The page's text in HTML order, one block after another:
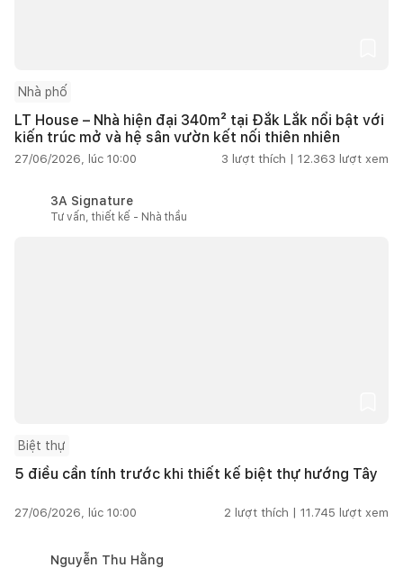
Nhà phố
LT House – Nhà hiện đại 340m² tại Đắk Lắk nổi bật với
kiến trúc mở và hệ sân vườn kết nối thiên nhiên
27/06/2026, lúc 10:00 3 lượt thích | 12.363 lượt xem
3A Signature
Tư vấn, thiết kế - Nhà thầu
Biệt thự
5 điều cần tính trước khi thiết kế biệt thự hướng Tây
27/06/2026, lúc 10:00 2 lượt thích | 11.745 lượt xem
Nguyễn Thu Hằng